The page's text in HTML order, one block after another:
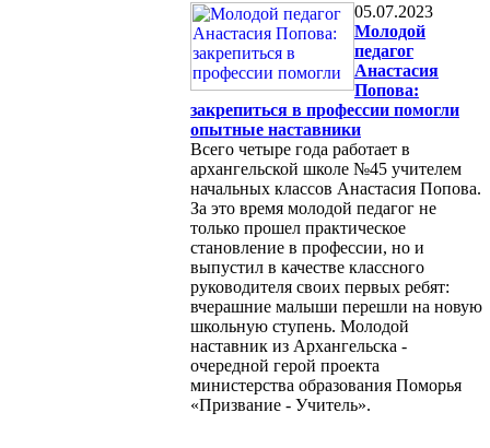
05.07.2023
Молодой
педагог
Анастасия
Попова:
закрепиться в профессии помогли
опытные наставники
Всего четыре года работает в
архангельской школе №45 учителем
начальных классов Анастасия Попова.
За это время молодой педагог не
только прошел практическое
становление в профессии, но и
выпустил в качестве классного
руководителя своих первых ребят:
вчерашние малыши перешли на новую
школьную ступень. Молодой
наставник из Архангельска -
очередной герой проекта
министерства образования Поморья
«Призвание - Учитель».